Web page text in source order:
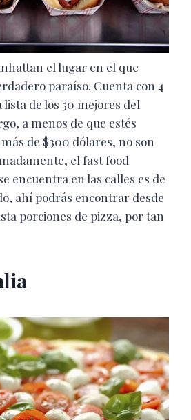
el lugar en el que
paraíso. Cuenta con 4
de los 50 mejores del
a menos de que estés
de $300 dólares, no son
el fast food
encuentra en las calles es de
ahí podrás encontrar desde
porciones de pizza, por tan